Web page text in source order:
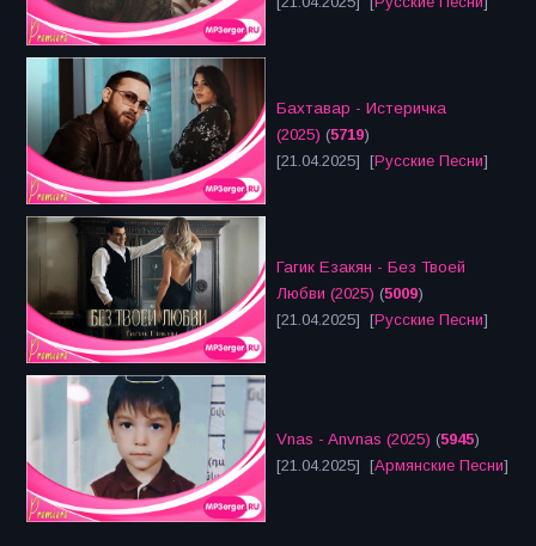
Бахтавар - Истеричка
(2025) (5719)
[21.04.2025] [Русские Песни]
Гагик Езакян - Без Твоей
Любви (2025) (5009)
[21.04.2025] [Русские Песни]
Vnas - Anvnas (2025) (5945)
[21.04.2025] [Армянские Песни]